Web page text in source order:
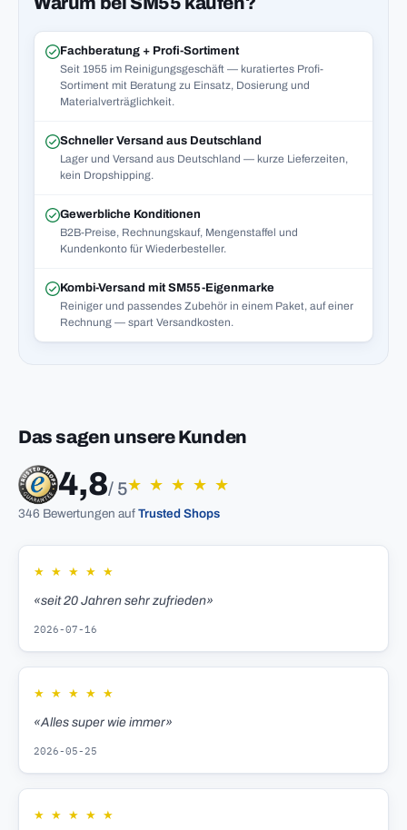
Fachberatung + Profi-Sortiment
Seit 1955 im Reinigungsgeschäft — kuratiertes Profi-
Sortiment mit Beratung zu Einsatz, Dosierung und
Materialverträglichkeit.
Schneller Versand aus Deutschland
Lager und Versand aus Deutschland — kurze Lieferzeiten,
kein Dropshipping.
Gewerbliche Konditionen
B2B-Preise, Rechnungskauf, Mengenstaffel und
Kundenkonto für Wiederbesteller.
Kombi-Versand mit SM55-Eigenmarke
Reiniger und passendes Zubehör in einem Paket, auf einer
Rechnung — spart Versandkosten.
Das sagen unsere Kunden
4,8/ 5★ ★ ★ ★ ★
346 Bewertungen auf Trusted Shops
★ ★ ★ ★ ★
«seit 20 Jahren sehr zufrieden»
2026-07-16
★ ★ ★ ★ ★
«Alles super wie immer»
2026-05-25
★ ★ ★ ★ ★